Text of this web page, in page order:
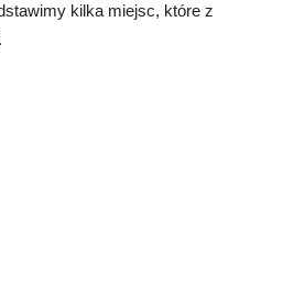
kilka miejsc, które z